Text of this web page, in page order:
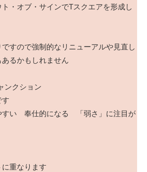
・オブ・サインでTスクエアを形成し
すので強制的なリニューアルや見直し
るかもしれません
ンクション
す
すい 奉仕的になる 「弱さ」に注目が
重なります